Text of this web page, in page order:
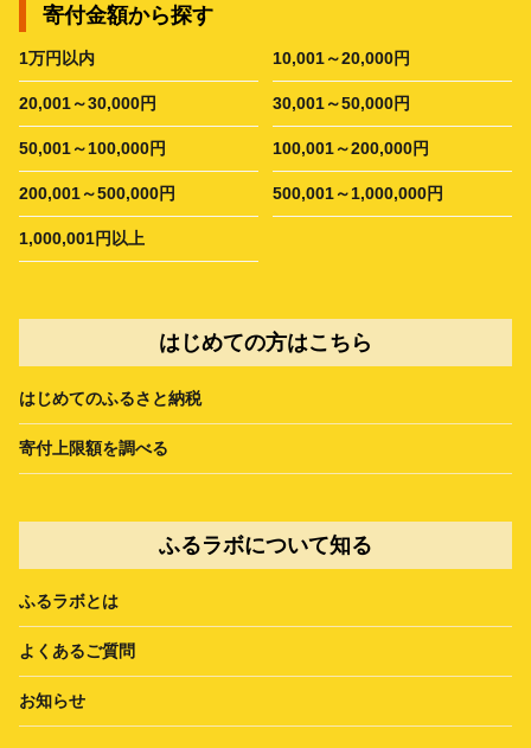
寄付金額から探す
1万円以内 10,001～20,000円
20,001～30,000円 30,001～50,000円
50,001～100,000円 100,001～200,000円
200,001～500,000円 500,001～1,000,000円
1,000,001円以上
はじめての方はこちら
はじめてのふるさと納税
寄付上限額を調べる
ふるラボについて知る
ふるラボとは
よくあるご質問
お知らせ